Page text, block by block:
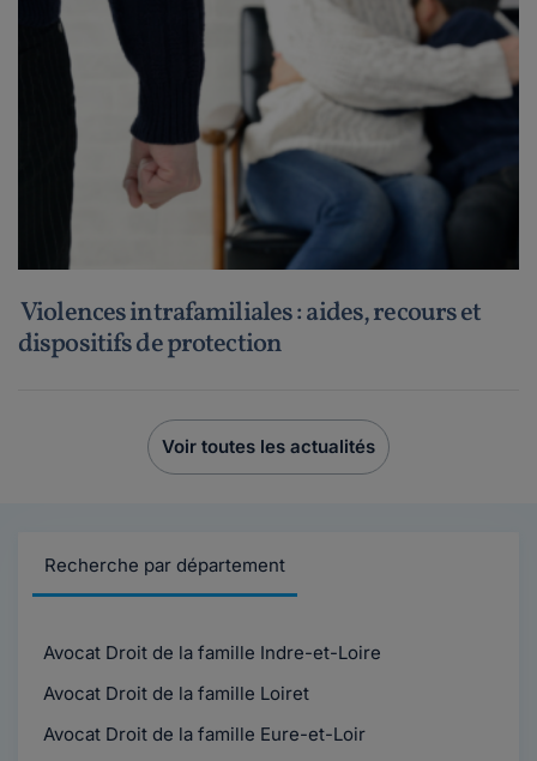
Violences intrafamiliales : aides, recours et
dispositifs de protection
Voir toutes les actualités
Recherche par département
Avocat Droit de la famille Indre-et-Loire
Avocat Droit de la famille Loiret
Avocat Droit de la famille Eure-et-Loir